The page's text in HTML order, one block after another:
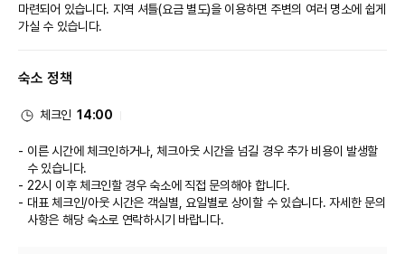
마련되어 있습니다. 지역 셔틀(요금 별도)을 이용하면 주변의 여러 명소에 쉽게
가실 수 있습니다.
사 또는 스낵을 즐기실 수 있어요. 또는 편하게 객실에서 룸서비스(이용 시간
음료를 마시며 느긋한 시간을 보내실 수 있어요. 고객 편의를 위해 무료 아침
비즈니스, 기타 편의시설
대표적인 편의 시설과 서비스로는 비즈니스 센터, 로비의 무료 신문, 드라이클
리닝/세탁 서비스 등이 있습니다. 별도 요금으로 왕복 공항 셔틀을 이용하실
수 있고 무료 주차 대행도 시설 내에서 이용 가능합니다.
숙소 정책
체크인 14:00
이른 시간에 체크인하거나, 체크아웃 시간을 넘길 경우 추가 비용이 발생할
수 있습니다.
22시 이후 체크인할 경우 숙소에 직접 문의해야 합니다.
대표 체크인/아웃 시간은 객실별, 요일별로 상이할 수 있습니다. 자세한 문의
사항은 해당 숙소로 연락하시기 바랍니다.